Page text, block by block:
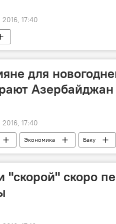
17:40
для
Азербайджан
17:40
Экономика Баку
2022
Азербайджан
"скорой" скоро